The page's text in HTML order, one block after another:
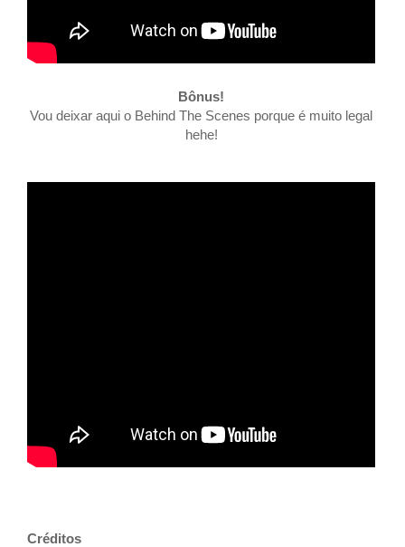
Bônus!
Vou deixar aqui o Behind The Scenes porque é muito legal
hehe!
Créditos